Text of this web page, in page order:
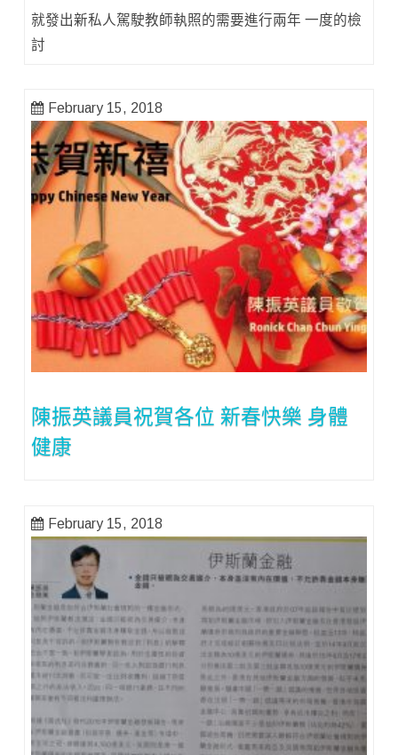
就發出新私人駕駛教師執照的需要進行兩年 一度的檢
討
February 15, 2018
陳振英議員祝賀各位 新春快樂 身體
健康
February 15, 2018